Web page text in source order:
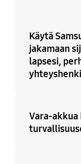
Käytä
jakamaan
lapsesi,
Vara-